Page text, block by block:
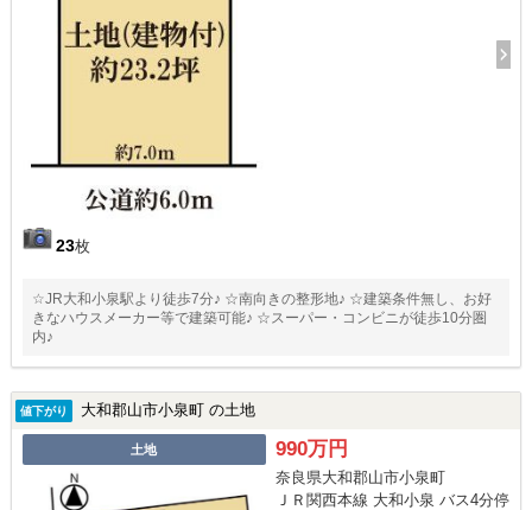
23枚
☆JR大和小泉駅より徒歩7分♪ ☆南向きの整形地♪ ☆建築条件無し、お好
きなハウスメーカー等で建築可能♪ ☆スーパー・コンビニが徒歩10分圏
内♪
値下がり 大和郡山市小泉町 の土地
土地 990万円
奈良県大和郡山市小泉町
ＪＲ関西本線 大和小泉 バス4分停